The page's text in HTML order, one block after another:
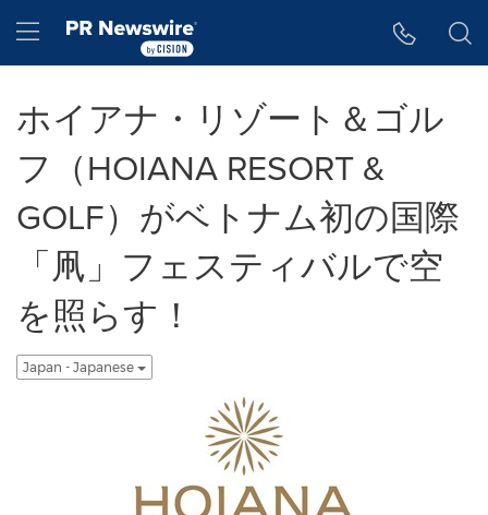
Hamburger menu
ホイアナ・リゾート＆ゴル
フ（HOIANA RESORT &
GOLF）がベトナム初の国際
「凧」フェスティバルで空
を照らす！
Japan - Japanese